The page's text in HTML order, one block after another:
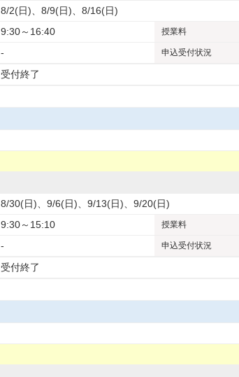
8/2(日)、8/9(日)、8/16(日)
9:30～16:40 授業料
- 申込受付状況
受付終了
8/30(日)、9/6(日)、9/13(日)、9/20(日)
9:30～15:10 授業料
- 申込受付状況
受付終了